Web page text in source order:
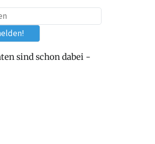
sind schon dabei -